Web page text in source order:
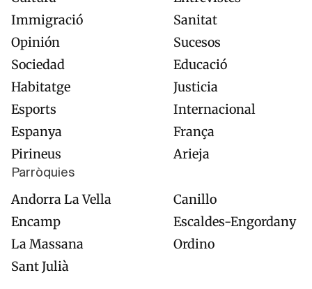
Immigració
Sanitat
Opinión
Sucesos
Sociedad
Educació
Habitatge
Justicia
Esports
Internacional
Espanya
França
Pirineus
Arieja
Parròquies
Andorra La Vella
Canillo
Encamp
Escaldes-Engordany
La Massana
Ordino
Sant Julià